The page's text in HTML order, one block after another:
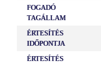
FOGADÓ
TAGÁLLAM
ÉRTESÍTÉS
IDŐPONTJA
ÉRTESÍTÉS